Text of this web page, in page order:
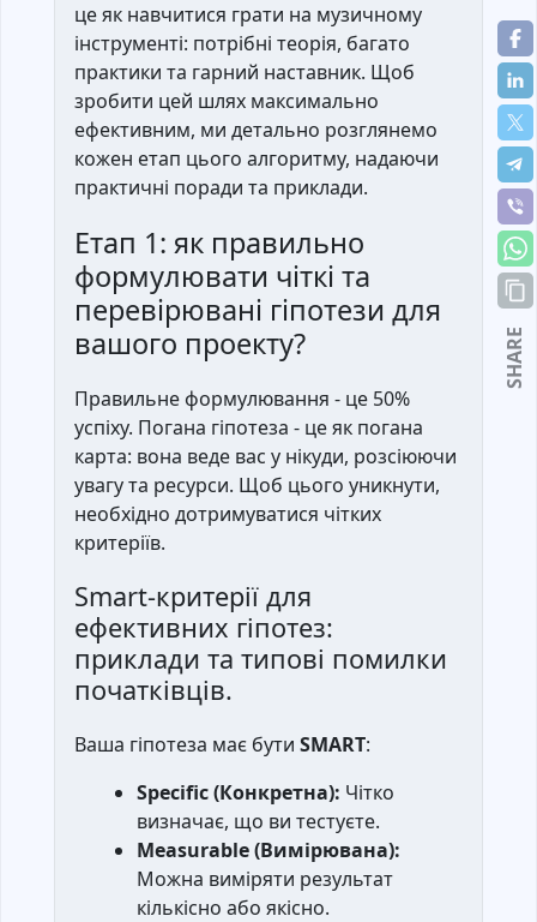
це як навчитися грати на музичному
інструменті: потрібні теорія, багато
практики та гарний наставник. Щоб
зробити цей шлях максимально
ефективним, ми детально розглянемо
кожен етап цього алгоритму, надаючи
практичні поради та приклади.
Етап 1: як правильно
формулювати чіткі та
перевірювані гіпотези для
вашого проекту?
Правильне формулювання - це 50%
успіху. Погана гіпотеза - це як погана
карта: вона веде вас у нікуди, розсіюючи
увагу та ресурси. Щоб цього уникнути,
необхідно дотримуватися чітких
критеріїв.
Smart-критерії для
ефективних гіпотез:
приклади та типові помилки
початківців.
Ваша гіпотеза має бути SMART:
Specific (Конкретна): Чітко
визначає, що ви тестуєте.
Measurable (Вимірювана):
Можна виміряти результат
кількісно або якісно.
SHARE